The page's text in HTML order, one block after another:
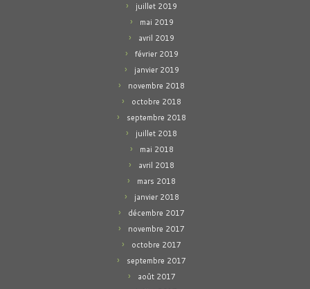
juillet 2019
mai 2019
avril 2019
février 2019
janvier 2019
novembre 2018
octobre 2018
septembre 2018
juillet 2018
mai 2018
avril 2018
mars 2018
janvier 2018
décembre 2017
novembre 2017
octobre 2017
septembre 2017
août 2017